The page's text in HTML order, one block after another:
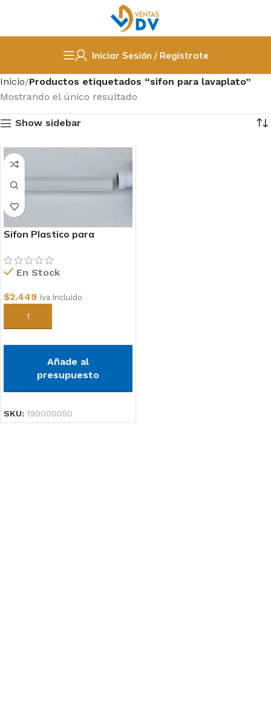
Iniciar Sesión / Registrate
Inicio Productos etiquetados “sifon para lavaplato”
Mostrando el único resultado
Show sidebar
Sifon Plastico para
Muro
En Stock
$2.449 Iva Incluido
Añadir al carrito
Añade al
presupuesto
SKU: 190000050